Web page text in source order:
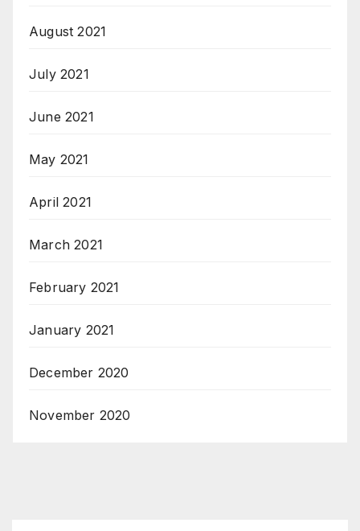
August 2021
July 2021
June 2021
May 2021
April 2021
March 2021
February 2021
January 2021
December 2020
November 2020